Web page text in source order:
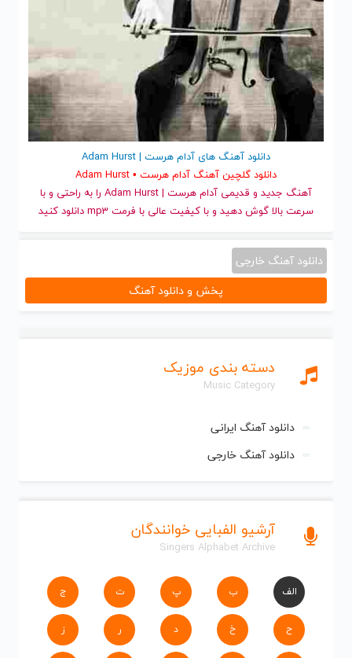
دسته بندی موزیک
Music Category
دانلود آهنگ ایرانی
دانلود آهنگ خارجی
آرشیو الفبایی خوانندگان
Singers Alphabet Archive
الف ب پ ت ج
ح خ د ر ز
دانلود آهنگ های آدام هرست | Adam Hurst
دانلود گلچین آهنگ آدام هرست • Adam Hurst
آهنگ جدید
و قدیمی آدام هرست | Adam Hurst را به راحتی و با
سرعت بالا گوش دهید و با کیفیت عالی با فرمت mp3 دانلود کنید
دانلود آهنگ خارجی
پخش و دانلود آهنگ